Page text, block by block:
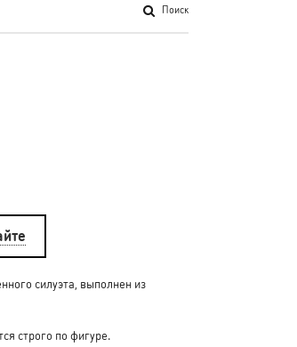
Поиск
силуэта, выполнен из
строго по фигуре.